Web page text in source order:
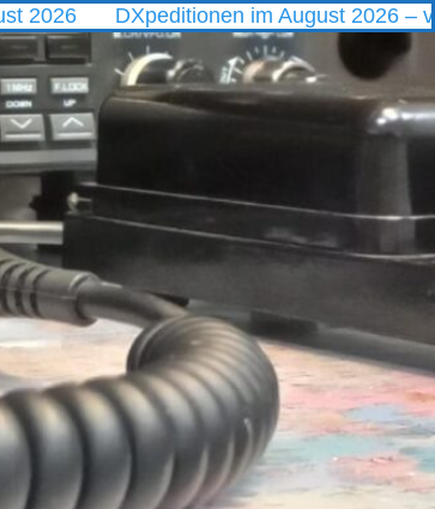
DXpeditionen im August 2026 – vom